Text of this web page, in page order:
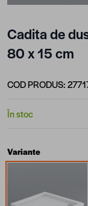
Cadita de
80 x 15 cm
COD PRODUS:
În stoc
Variante